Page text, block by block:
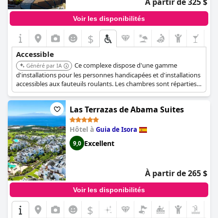
Voir les disponibilités
$
Accessible
Généré par IA
Ce complexe dispose d'une gamme
d'installations pour les personnes handicapées et d'installations
accessibles aux fauteuils roulants. Les chambres sont réparties
sur 3 étages et sont accessibles par ascenseur. Les clients
peuvent également réserver des chambres adaptées aux
fauteuils roulants avec des salles de bain accessibles aux
fauteuils roulants.
Las Terrazas de Abama Suites
Hôtel à Guia de Isora
9,0 Excellent
À partir de 265 $
Voir les disponibilités
$